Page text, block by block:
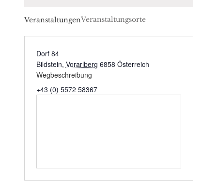
VeranstaltungenVeranstaltungsorte
Dorf 84
Bildstein, Vorarlberg 6858 Österreich
Wegbeschreibung
+43 (0) 5572 58367